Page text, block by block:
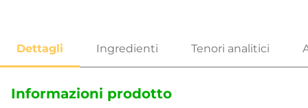
Informazioni prodotto